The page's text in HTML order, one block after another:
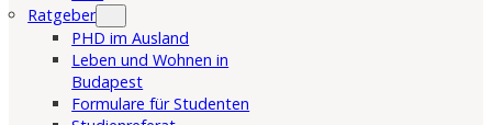
Ratgeber
PHD im Ausland
Leben und Wohnen in
Budapest
Formulare für Studenten